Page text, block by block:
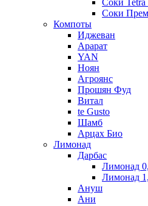
Соки Tetra
Соки
Компоты
Иджеван
Арарат
YAN
Ноян
Агроянс
Прошян Фуд
Витал
te Gusto
Шамб
Арцах Био
Лимонад
Дарбас
Лимонад
Лимонад
Ануш
Ани